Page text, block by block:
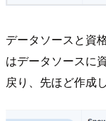
データソースと資
はデータソースに
戻り、先ほど作成